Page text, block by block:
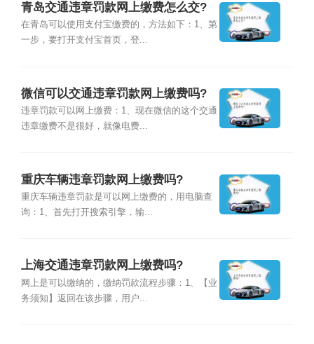
青岛交通违章罚款网上缴费怎么交?
在青岛可以使用支付宝缴费的，方法如下：1、第
一步，要打开支付宝首页，登...
微信可以交通违章罚款网上缴费吗?
违章罚款可以网上缴费：1、现在微信的这个交通
违章缴费不是很好，就像电费...
重庆车辆违章罚款网上缴费吗?
重庆车辆违章罚款是可以网上缴费的，用电脑查
询：1、首先打开搜索引擎，输...
上海交通违章罚款网上缴费吗?
网上是可以缴纳的，缴纳罚款流程步骤：1、【业
务须知】返回在该步骤，用户...